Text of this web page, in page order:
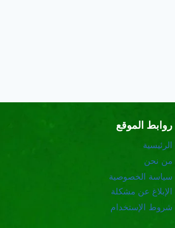
روابط الموقع
الرئيسية
من نحن
سياسة الخصوصية
الإبلاغ عن مشكلة
شروط الإستخدام